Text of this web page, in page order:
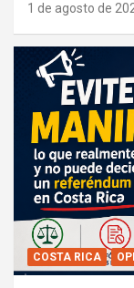
1 de agosto de
COSTA RICA